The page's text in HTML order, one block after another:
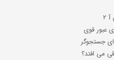
2
عبور قوی
جستجوگر
می افتد؟